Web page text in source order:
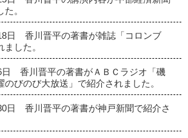
。
日 香川晋平の著書が雑誌「コロンブ
した。
日 香川晋平の著書がＡＢＣラジオ「磯
のびのび大放送」で紹介されました。
日 香川晋平の著書が神戸新聞で紹介さ